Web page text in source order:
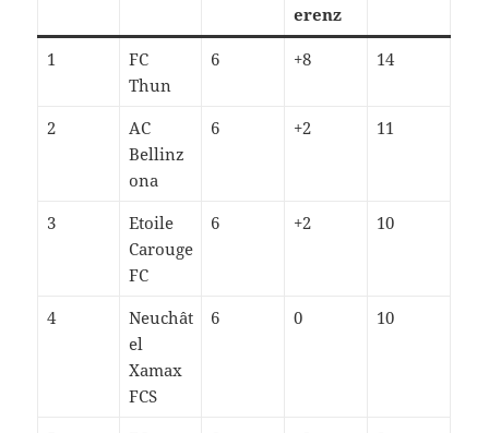
erenz
1
FC
Thun
6 +8 14
2
AC
Bellinz
ona
6 +2 11
3
Etoile
Carouge
FC
6 +2 10
4
Neuchât
el
Xamax
FCS
6 0 10